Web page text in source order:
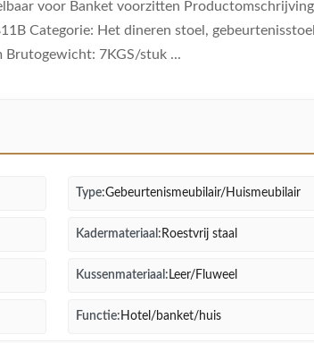
voor Banket voorzitten
Categorie: Het dineren stoel,
7KGS/stuk ...
Type:Gebeurtenismeubilair/Huismeubilair
Kadermateriaal: Roestvrij staal
Kussenmateriaal: Leer/Fluweel
Functie: Hotel/banket/huis